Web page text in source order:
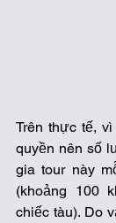
Trên thực tế,
quyền nên số
gia tour này
(khoảng 100
chiếc tàu). Do